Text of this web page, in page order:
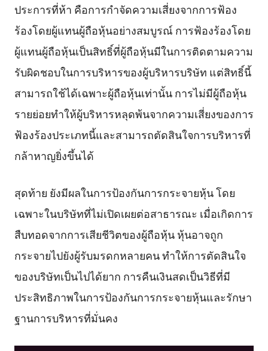
ประการที่ห้า คือการกำจัดความเสี่ยงจากการฟ้อง
ร้องโดยผู้แทนผู้ถือหุ้นอย่างสมบูรณ์ การฟ้องร้องโดย
ผู้แทนผู้ถือหุ้นเป็นสิทธิ์ที่ผู้ถือหุ้นมีในการติดตามความ
รับผิดชอบในการบริหารของผู้บริหารบริษัท แต่สิทธิ์นี้
สามารถใช้ได้เฉพาะผู้ถือหุ้นเท่านั้น การไม่มีผู้ถือหุ้น
รายย่อยทำให้ผู้บริหารหลุดพ้นจากความเสี่ยงของการ
ฟ้องร้องประเภทนี้และสามารถตัดสินใจการบริหารที่
กล้าหาญยิ่งขึ้นได้
สุดท้าย ยังมีผลในการป้องกันการกระจายหุ้น โดย
เฉพาะในบริษัทที่ไม่เปิดเผยต่อสาธารณะ เมื่อเกิดการ
สืบทอดจากการเสียชีวิตของผู้ถือหุ้น หุ้นอาจถูก
กระจายไปยังผู้รับมรดกหลายคน ทำให้การตัดสินใจ
ของบริษัทเป็นไปได้ยาก การคืนเงินสดเป็นวิธีที่มี
ประสิทธิภาพในการป้องกันการกระจายหุ้นและรักษา
ฐานการบริหารที่มั่นคง